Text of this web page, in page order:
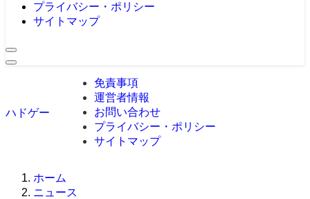
プライバシー・ポリシー
サイトマップ
ハドゲー
免責事項
運営者情報
お問い合わせ
プライバシー・ポリシー
サイトマップ
ホーム
ニュース